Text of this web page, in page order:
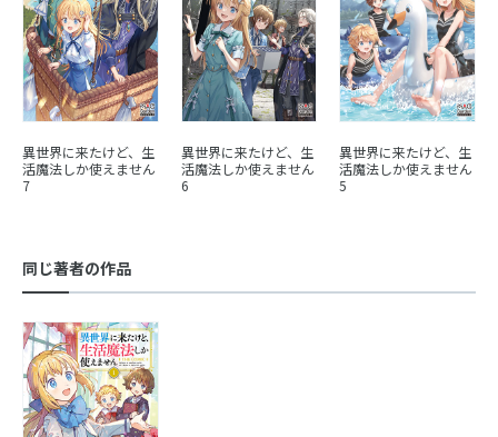
異世界に来たけど、生
活魔法しか使えません
7
異世界に来たけど、生
活魔法しか使えません
6
異世界に来たけど、生
活魔法しか使えません
5
同じ著者の作品